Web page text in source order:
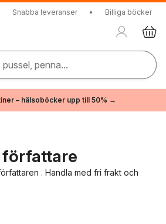
Snabba leveranser • Billiga böcker
penna...
– hälsoböcker upp till 50% →
författare
. Handla med fri frakt och